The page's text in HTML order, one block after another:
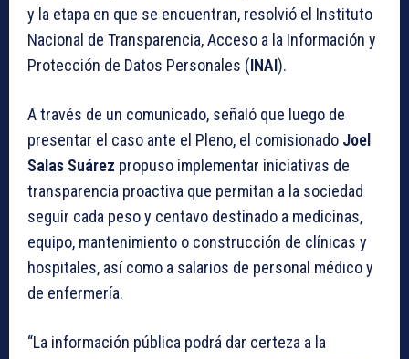
y la etapa en que se encuentran, resolvió el Instituto
Nacional de Transparencia, Acceso a la Información y
Protección de Datos Personales (INAI).
A través de un comunicado, señaló que luego de
presentar el caso ante el Pleno, el comisionado Joel
Salas Suárez propuso implementar iniciativas de
transparencia proactiva que permitan a la sociedad
seguir cada peso y centavo destinado a medicinas,
equipo, mantenimiento o construcción de clínicas y
hospitales, así como a salarios de personal médico y
de enfermería.
“La información pública podrá dar certeza a la